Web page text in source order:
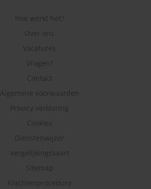
Hoe werkt het?
Over ons
Vacatures
Vragen?
Contact
Algemene voorwaarden
Privacy verklaring
Cookies
Dienstenwijzer
Vergelijkingskaart
Sitemap
Klachtenprocedure